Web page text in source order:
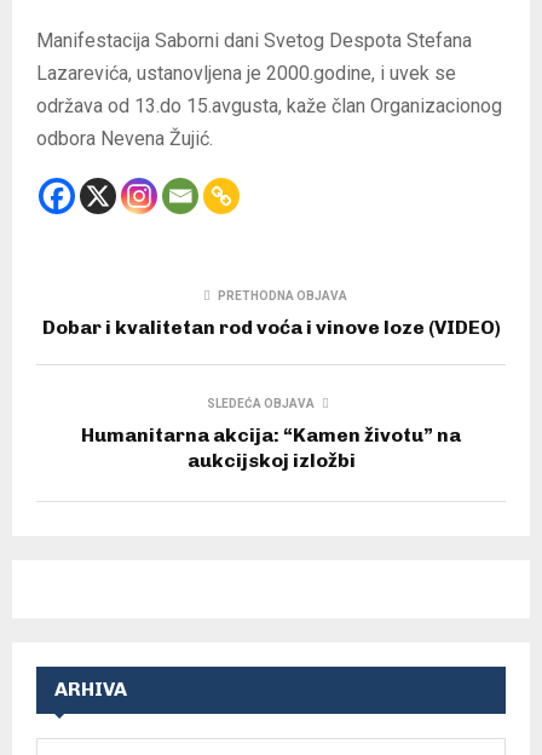
Manifestacija Saborni dani Svetog Despota Stefana
Lazarevića, ustanovljena je 2000.godine, i uvek se
održava od 13.do 15.avgusta, kaže član Organizacionog
odbora Nevena Žujić.
PRETHODNA OBJAVA
Dobar i kvalitetan rod voća i vinove loze (VIDEO)
SLEDEĆA OBJAVA
Humanitarna akcija: “Kamen životu” na
aukcijskoj izložbi
ARHIVA